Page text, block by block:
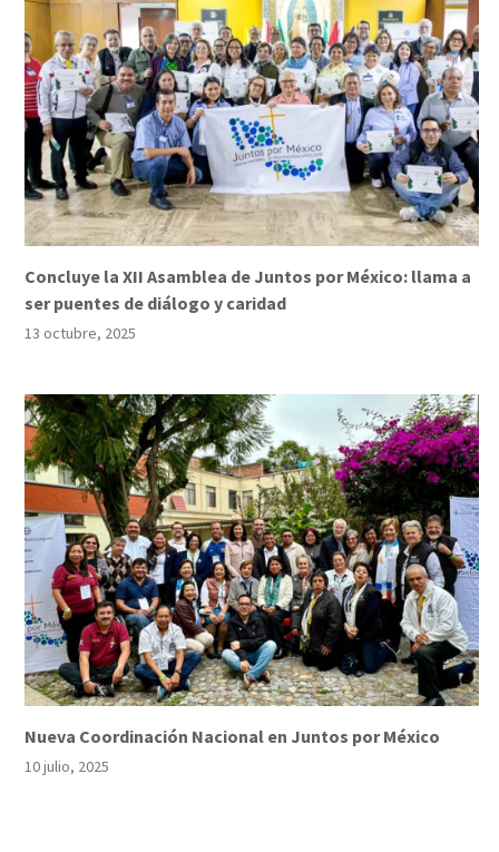
Concluye la XII Asamblea de Juntos por México: llama a
ser puentes de diálogo y caridad
13 octubre, 2025
Nueva Coordinación Nacional en Juntos por México
10 julio, 2025